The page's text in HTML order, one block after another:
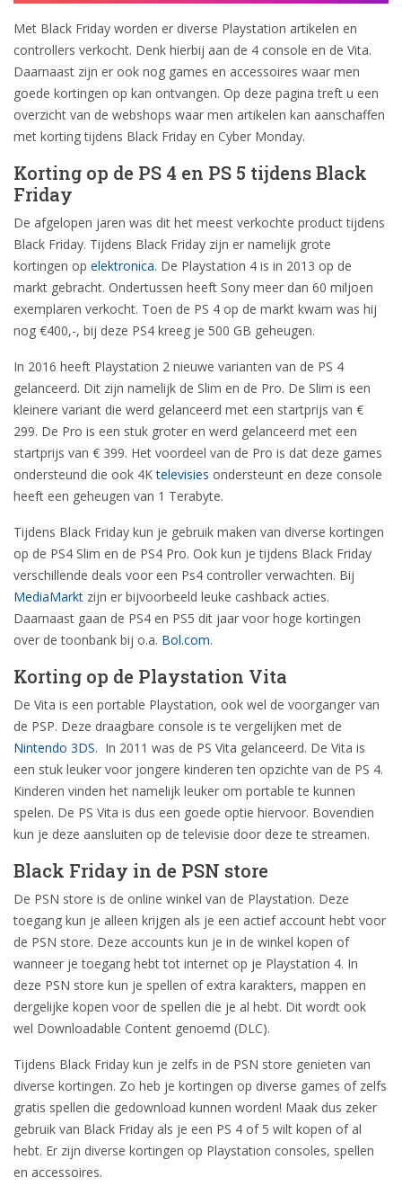
Met Black Friday worden er diverse Playstation artikelen en
controllers verkocht. Denk hierbij aan de 4 console en de Vita.
Daarnaast zijn er ook nog games en accessoires waar men
goede kortingen op kan ontvangen. Op deze pagina treft u een
overzicht van de webshops waar men artikelen kan aanschaffen
met korting tijdens Black Friday en Cyber Monday.
Korting op de PS 4 en PS 5 tijdens Black
Friday
De afgelopen jaren was dit het meest verkochte product tijdens
Black Friday. Tijdens Black Friday zijn er namelijk grote
kortingen op elektronica. De Playstation 4 is in 2013 op de
markt gebracht. Ondertussen heeft Sony meer dan 60 miljoen
exemplaren verkocht. Toen de PS 4 op de markt kwam was hij
nog €400,-, bij deze PS4 kreeg je 500 GB geheugen.
In 2016 heeft Playstation 2 nieuwe varianten van de PS 4
gelanceerd. Dit zijn namelijk de Slim en de Pro. De Slim is een
kleinere variant die werd gelanceerd met een startprijs van €
299. De Pro is een stuk groter en werd gelanceerd met een
startprijs van € 399. Het voordeel van de Pro is dat deze games
ondersteund die ook 4Ktelevisies ondersteunt en deze console
heeft een geheugen van 1 Terabyte.
Tijdens Black Friday kun je gebruik maken van diverse kortingen
op de PS4 Slim en de PS4 Pro. Ook kun je tijdens Black Friday
verschillende deals voor een Ps4 controller verwachten. Bij
MediaMarkt zijn er bijvoorbeeld leuke cashback acties.
Daarnaast gaan de PS4 en PS5 dit jaar voor hoge kortingen
over de toonbank bij o.a. Bol.com.
Korting op de Playstation Vita
De Vita is een portable Playstation, ook wel de voorganger van
de PSP. Deze draagbare console is te vergelijken met de
Nintendo 3DS. In 2011 was de PS Vita gelanceerd. De Vita is
een stuk leuker voor jongere kinderen ten opzichte van de PS 4.
Kinderen vinden het namelijk leuker om portable te kunnen
spelen. De PS Vita is dus een goede optie hiervoor. Bovendien
kun je deze aansluiten op de televisie door deze te streamen.
Black Friday in de PSN store
De PSN store is de online winkel van de Playstation. Deze
toegang kun je alleen krijgen als je een actief account hebt voor
de PSN store. Deze accounts kun je in de winkel kopen of
wanneer je toegang hebt tot internet op je Playstation 4. In
deze PSN store kun je spellen of extra karakters, mappen en
dergelijke kopen voor de spellen die je al hebt. Dit wordt ook
wel Downloadable Content genoemd (DLC).
Tijdens Black Friday kun je zelfs in de PSN store genieten van
diverse kortingen. Zo heb je kortingen op diverse games of zelfs
gratis spellen die gedownload kunnen worden! Maak dus zeker
gebruik van Black Friday als je een PS 4 of 5 wilt kopen of al
hebt. Er zijn diverse kortingen op Playstation consoles, spellen
en accessoires.